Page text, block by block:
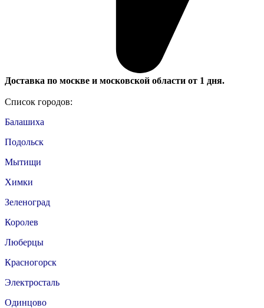
Доставка по москве и московской области от 1 дня.
Список городов:
Балашиха
Подольск
Мытищи
Химки
Зеленоград
Королев
Люберцы
Красногорск
Электросталь
Одинцово